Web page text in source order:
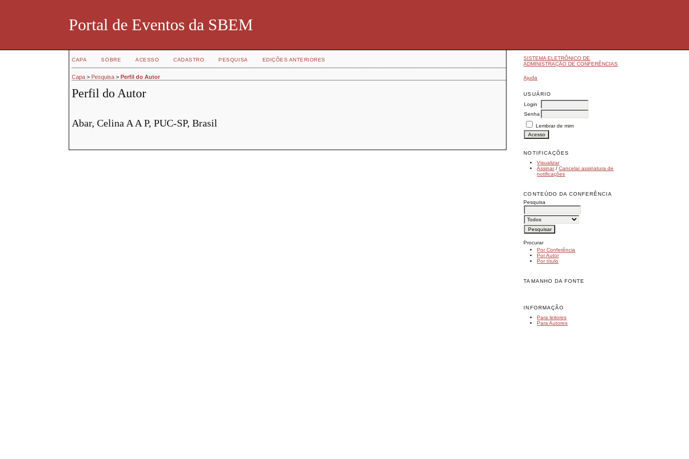
Portal de Eventos da SBEM
SISTEMA ELETRÔNICO DE
ADMINISTRAÇÃO DE CONFERÊNCIAS
Ajuda
USUÁRIO
Login
Senha
Lembrar de mim
NOTIFICAÇÕES
Visualizar
Assinar/Cancelar assinatura de
notificações
CONTEÚDO DA CONFERÊNCIA
Pesquisa
Procurar
Por Conferência
Por Autor
Por título
TAMANHO DA FONTE
INFORMAÇÃO
Para leitores
Para Autores
CAPA SOBRE ACESSO CADASTRO PESQUISA EDIÇÕES ANTERIORES
Capa > Pesquisa >Perfil do Autor
Perfil do Autor
Abar, Celina A A P, PUC-SP, Brasil